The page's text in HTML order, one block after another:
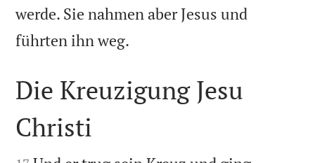
werde. Sie nahmen aber Jesus und
führten ihn weg.
Die Kreuzigung Jesu
Christi